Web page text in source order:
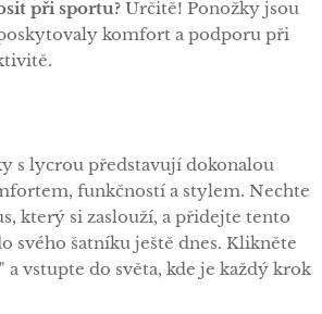
při sportu? Určitě! Ponožky jsou
komfort a podporu při
s lycrou představují dokonalou
funkčností a stylem. Nechte
který si zaslouží, a přidejte tento
svého šatníku ještě dnes. Klikněte
vstupte do světa, kde je každý krok